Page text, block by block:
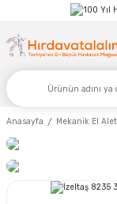
Anasayfa Mekanik El